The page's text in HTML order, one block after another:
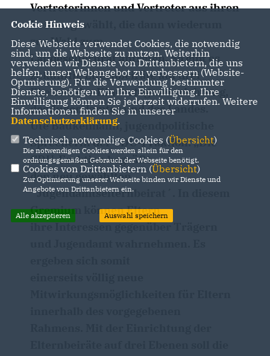
Vertreterinnen und Vertreter aus ihren
Reihen gewählt, die dann wiederum
zur Wahl zum
Landeselternrat antreten. So gibt es
zukünftig Elternbeiräte auf drei
Ebenen: der Kindertageseinrichtung,
des Jugendamtes und des Landes.
Ute Baukelmann, jugendpolitische
Sprecherin der CDU-Fraktion: „Die
CDU-Fraktion begrüßt
den neu gewählten
`Jugendamtselternbeirat´. In diesem
Gremium können Eltern
ihre Interessen gegenüber Trägern
Cookie Hinweis
Diese Webseite verwendet Cookies, die notwendig
sind, um die Webseite zu nutzen. Weiterhin
verwenden wir Dienste von Drittanbietern, die uns
helfen, unser Webangebot zu verbessern (Website-
Optmierung). Für die Verwendung bestimmter
Dienste, benötigen wir Ihre Einwilligung. Ihre
Einwilligung können Sie jederzeit widerrufen. Weitere
Informationen finden Sie in unserer
Datenschutzerklärung.
Technisch notwendige Cookies (Übersicht)
Die notwendigen Cookies werden allein für den
ordnungsgemäßen Gebrauch der Webseite benötigt.
Cookies von Drittanbietern (Übersicht)
Zur Optimierung unserer Webseite binden wir Dienste und
Angebote von Drittanbietern ein.
Alle akzeptieren Auswahl speichern